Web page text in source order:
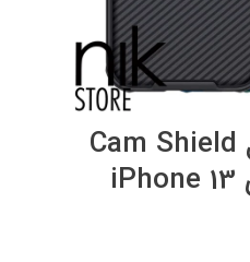
کاور Nillkin مدل Cam Shield